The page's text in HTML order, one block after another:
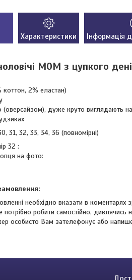
Характеристики Інформація
MOM з цупкого
коттон, 2% еластан)
(оверсайзом), дуже круто виглядають
31, 32, 33, 34, 36 (повномірні)
32 :
на фото:
необхідно вказати в коментарях
потрібно робити самостійно, дивлячись
особисто Вам зателефонує або